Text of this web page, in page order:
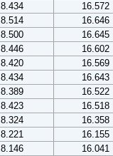
8.434
16.572
8.514
16.646
8.500
16.645
8.446
16.602
8.420
16.569
8.434
16.643
8.389
16.522
8.423
16.518
8.324
16.358
8.221
16.155
8.146
16.041